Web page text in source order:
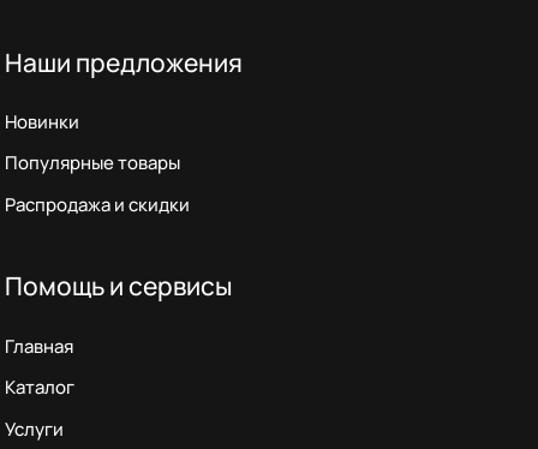
Наши предложения
Новинки
Популярные товары
Распродажа и скидки
Помощь и сервисы
Главная
Каталог
Услуги